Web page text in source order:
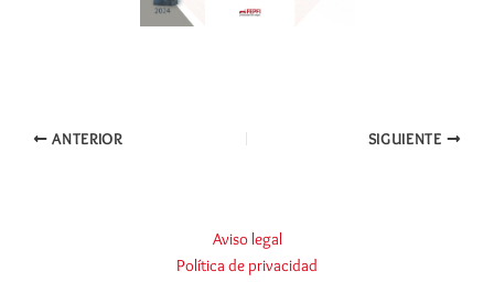
ANTERIOR SIGUIENTE
Aviso legal
Política de privacidad